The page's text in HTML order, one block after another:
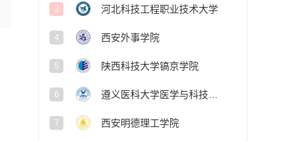
3 河北科技工程职业技术大学
4 西安外事学院
5 陕西科技大学镐京学院
6
7 西安明德理工学院